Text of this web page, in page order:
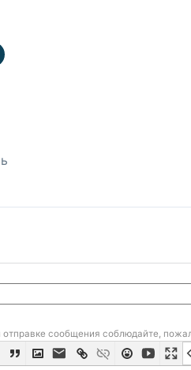
отправке сообщения соблюдайте,